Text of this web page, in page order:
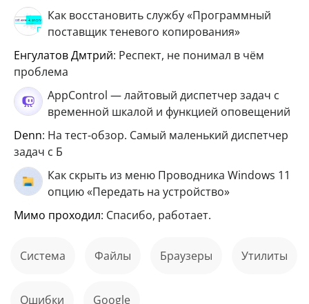
Как восстановить службу «Программный
поставщик теневого копирования»
Енгулатов Дмтрий: Респект, не понимал в чём
проблема
AppControl — лайтовый диспетчер задач с
временной шкалой и функцией оповещений
Denn: На тест-обзор. Самый маленький диспетчер
задач с Б
Как скрыть из меню Проводника Windows 11
опцию «Передать на устройство»
мимо проходил: Спасибо, работает.
Система файлы Браузеры Утилиты
ошибки Google